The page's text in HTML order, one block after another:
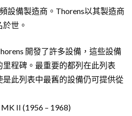
設備製造商。Thorens以其製造商
世。
開發了許多設備，這些設備
程碑。最重要的都列在此列表
此列表中最舊的設備仍可提供從
II (1956 – 1968)